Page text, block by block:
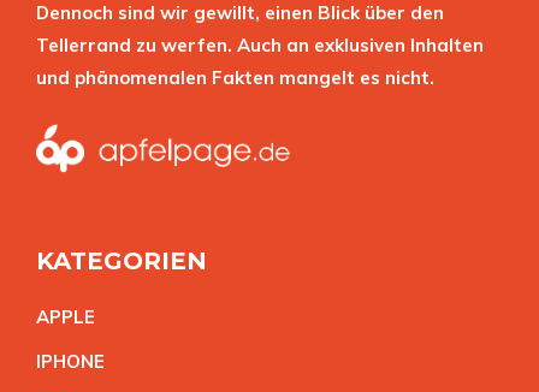
Dennoch sind wir gewillt, einen Blick über den
Tellerrand zu werfen. Auch an exklusiven Inhalten
und phänomenalen Fakten mangelt es nicht.
KATEGORIEN
APPLE
IPHONE